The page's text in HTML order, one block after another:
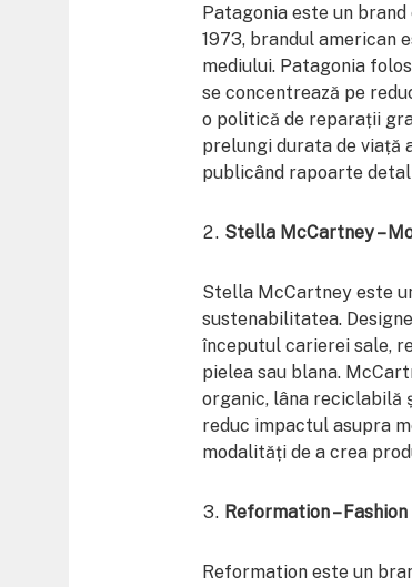
Patagonia este un
1973, brandul american
mediului. Patagonia
se concentrează pe
o politică de reparații
prelungi durata de viață
publicând rapoarte
Stella McCartney –
Stella McCartney este
sustenabilitatea.
începutul carierei sale,
pielea sau blana.
organic, lâna reciclabilă
reduc impactul asupra
modalități de a crea
Reformation –
Reformation este un